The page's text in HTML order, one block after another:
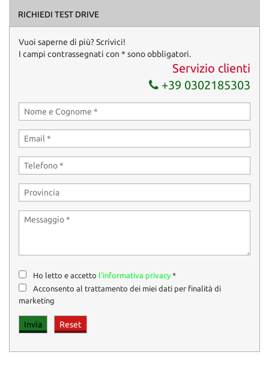
RICHIEDI TEST DRIVE
Vuoi saperne di più? Scrivici!
I campi contrassegnati con * sono obbligatori.
Servizio clienti
+39 0302185303
Ho letto e accetto l'informativa privacy*
Acconsento al trattamento dei miei dati per finalità di
marketing